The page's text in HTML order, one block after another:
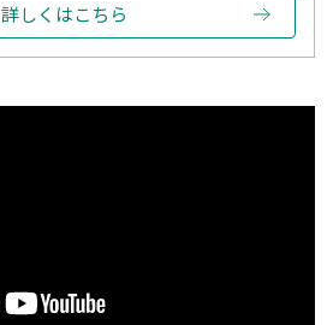
詳しくはこちら